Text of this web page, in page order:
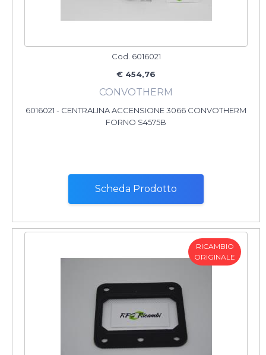
Cod. 6016021
€ 454,76
CONVOTHERM
6016021 - CENTRALINA ACCENSIONE 3066 CONVOTHERM
FORNO S4575B
Scheda Prodotto
RICAMBIO
ORIGINALE